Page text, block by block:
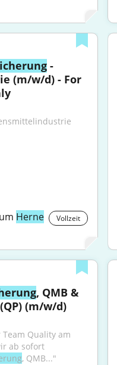
-
(m/w/d) - For
Herne Vollzeit
, QMB &
(m/w/d)
Quality am
ab sofort
, QMB..."